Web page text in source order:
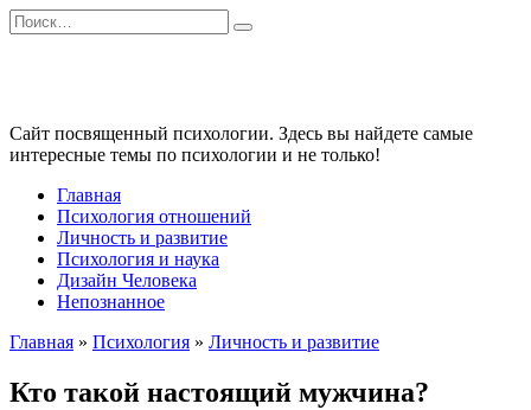
Перейти
к
Search
for:
Сайт посвященный психологии. Здесь вы найдете самые
интересные темы по психологии и не только!
Главная
Психология отношений
Личность и развитие
Психология и наука
Дизайн Человека
Непознанное
Главная » Психология » Личность и развитие
Кто такой настоящий мужчина?